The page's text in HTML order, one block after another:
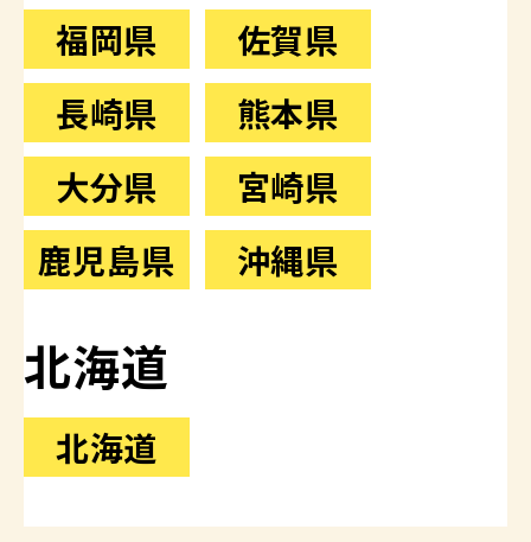
福岡県
佐賀県
長崎県
熊本県
大分県
宮崎県
鹿児島県
沖縄県
北海道
北海道